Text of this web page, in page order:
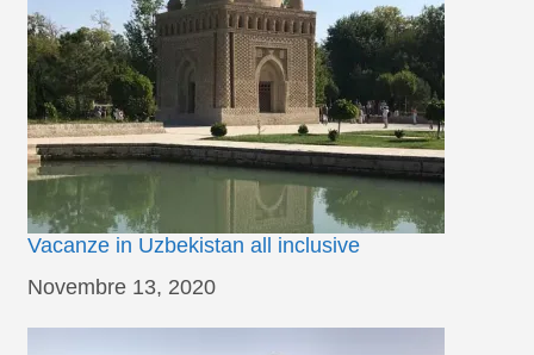
Vacanze in Uzbekistan all inclusive
Data
Novembre 13, 2020